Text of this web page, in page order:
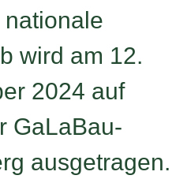
wird am 12.
2024 auf
GaLaBau-
ausgetragen.